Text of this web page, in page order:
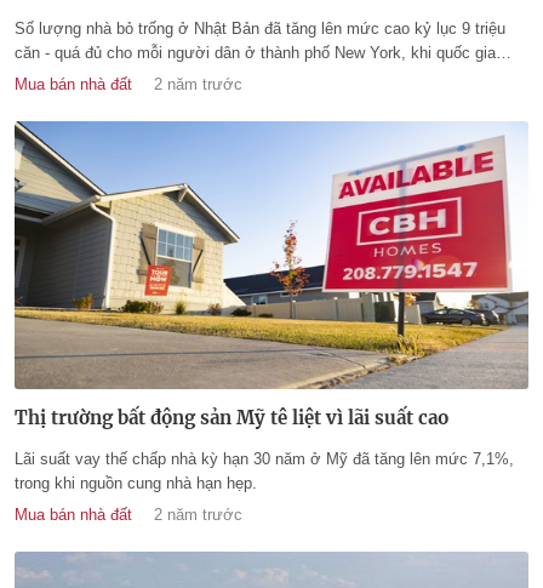
Số lượng nhà bỏ trống ở Nhật Bản đã tăng lên mức cao kỷ lục 9 triệu
căn - quá đủ cho mỗi người dân ở thành phố New York, khi quốc gia
Đông Á này tiếp tục phải vật lộn với dân số ngày càng giảm.
Mua bán nhà đất 2 năm trước
Thị trường bất động sản Mỹ tê liệt vì lãi suất cao
Lãi suất vay thế chấp nhà kỳ hạn 30 năm ở Mỹ đã tăng lên mức 7,1%,
trong khi nguồn cung nhà hạn hẹp.
Mua bán nhà đất
2 năm trước